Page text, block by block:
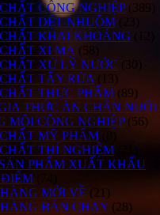
CÔNG NGHIỆP (389)
DỆT NHUỘM (23)
KHAI KHOÁNG
XI MẠ (58)
XỬ LÝ NƯỚC (30)
TẨY RỬA (13)
THỰC PHẨM (89)
THỨC ĂN CHĂN NUÔI
MÔI CÔNG NGHIỆP (56)
MỸ PHẨM
(8)
THÍ NGHIỆM
PHẨM XUẤT KHẨU
(74)
HÀNG MỚI VỀ (21)
HÀNG BÁN CHẠY (28)